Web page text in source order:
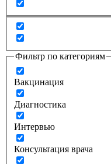
Фильтр по категориям
Вакцинация
Диагностика
Интервью
Консультация врача